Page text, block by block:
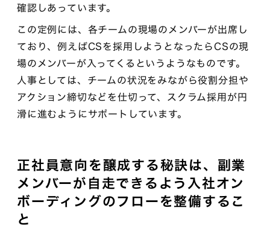
確認しあっています。
この定例には、各チームの現場のメンバーが出席し
ており、例えばCSを採用しようとなったらCSの現
場のメンバーが入ってくるというようなものです。
人事としては、チームの状況をみながら役割分担や
アクション締切などを仕切って、スクラム採用が円
滑に進むようにサポートしています。
正社員意向を醸成する秘訣は、副業
メンバーが自走できるよう入社オン
ボーディングのフローを整備するこ
と